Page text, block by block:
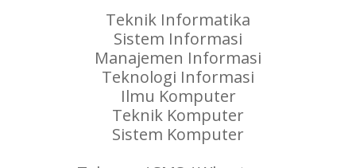
Teknik Informatika
Sistem Informasi
Manajemen Informasi
Teknologi Informasi
Ilmu Komputer
Teknik Komputer
Sistem Komputer